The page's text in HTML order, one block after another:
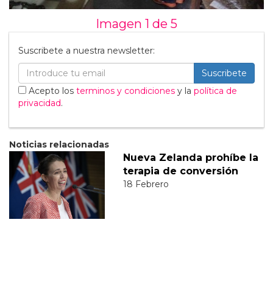
Imagen 1 de 5
Suscribete a nuestra newsletter:
Suscribete
Acepto los terminos y condiciones y la política de
privacidad.
Noticias relacionadas
Nueva Zelanda prohíbe la
terapia de conversión
18 Febrero